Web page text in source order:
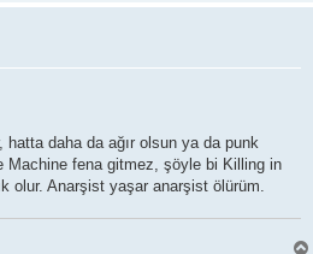
hatta daha da ağır olsun ya da punk
Machine fena gitmez, şöyle bi Killing in
olur. Anarşist yaşar anarşist ölürüm.